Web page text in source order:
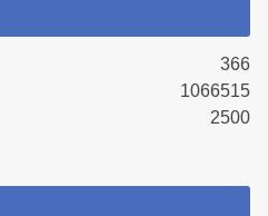
366
1066515
2500